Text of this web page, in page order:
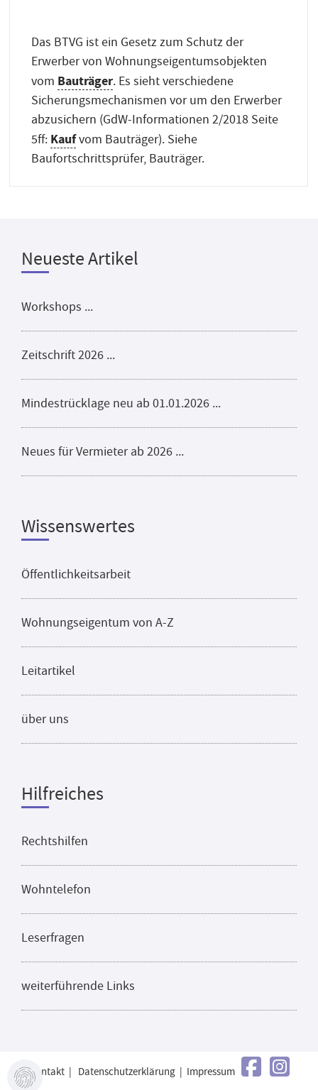
Das BTVG ist ein Gesetz zum Schutz der
Erwerber von Wohnungseigentumsobjekten
vom Bauträger. Es sieht verschiedene
Sicherungsmechanismen vor um den Erwerber
abzusichern (GdW-Informationen 2/2018 Seite
5ff: Kaufvom Bauträger). Siehe
Baufortschrittsprüfer, Bauträger.
Neueste Artikel
Workshops ...
Zeitschrift 2026 ...
Mindestrücklage neu ab 01.01.2026 ...
Neues für Vermieter ab 2026 ...
Wissenswertes
Öffentlichkeitsarbeit
Wohnungseigentum von A-Z
Leitartikel
über uns
Hilfreiches
Rechtshilfen
Wohntelefon
Leserfragen
weiterführende Links
Kontakt| Datenschutzerklärung| Impressum